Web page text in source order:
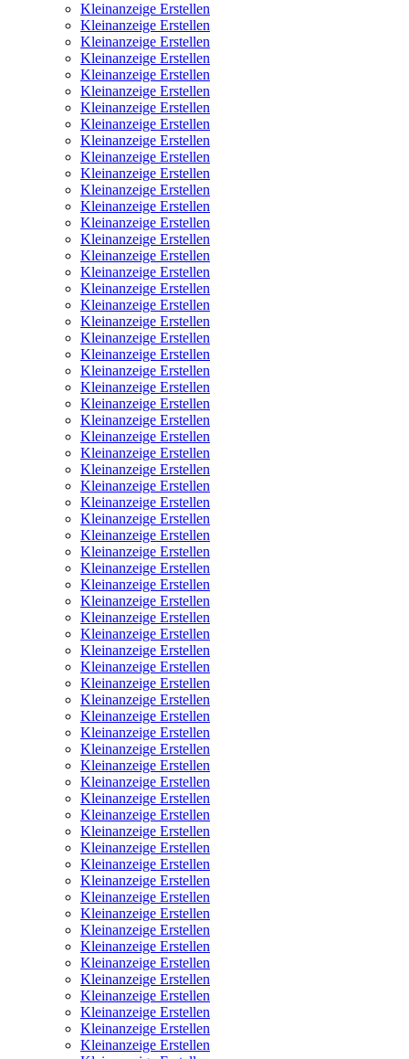
Kleinanzeige Erstellen
Kleinanzeige Erstellen
Kleinanzeige Erstellen
Kleinanzeige Erstellen
Kleinanzeige Erstellen
Kleinanzeige Erstellen
Kleinanzeige Erstellen
Kleinanzeige Erstellen
Kleinanzeige Erstellen
Kleinanzeige Erstellen
Kleinanzeige Erstellen
Kleinanzeige Erstellen
Kleinanzeige Erstellen
Kleinanzeige Erstellen
Kleinanzeige Erstellen
Kleinanzeige Erstellen
Kleinanzeige Erstellen
Kleinanzeige Erstellen
Kleinanzeige Erstellen
Kleinanzeige Erstellen
Kleinanzeige Erstellen
Kleinanzeige Erstellen
Kleinanzeige Erstellen
Kleinanzeige Erstellen
Kleinanzeige Erstellen
Kleinanzeige Erstellen
Kleinanzeige Erstellen
Kleinanzeige Erstellen
Kleinanzeige Erstellen
Kleinanzeige Erstellen
Kleinanzeige Erstellen
Kleinanzeige Erstellen
Kleinanzeige Erstellen
Kleinanzeige Erstellen
Kleinanzeige Erstellen
Kleinanzeige Erstellen
Kleinanzeige Erstellen
Kleinanzeige Erstellen
Kleinanzeige Erstellen
Kleinanzeige Erstellen
Kleinanzeige Erstellen
Kleinanzeige Erstellen
Kleinanzeige Erstellen
Kleinanzeige Erstellen
Kleinanzeige Erstellen
Kleinanzeige Erstellen
Kleinanzeige Erstellen
Kleinanzeige Erstellen
Kleinanzeige Erstellen
Kleinanzeige Erstellen
Kleinanzeige Erstellen
Kleinanzeige Erstellen
Kleinanzeige Erstellen
Kleinanzeige Erstellen
Kleinanzeige Erstellen
Kleinanzeige Erstellen
Kleinanzeige Erstellen
Kleinanzeige Erstellen
Kleinanzeige Erstellen
Kleinanzeige Erstellen
Kleinanzeige Erstellen
Kleinanzeige Erstellen
Kleinanzeige Erstellen
Kleinanzeige Erstellen